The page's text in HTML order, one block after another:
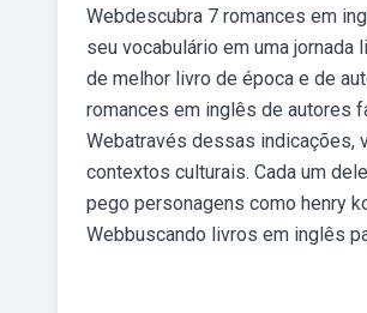
Webdescubra 7 romances em
seu vocabulário em uma
de melhor livro de época e de
romances em inglês de autores
Webatravés dessas indicações,
contextos culturais. Cada um
pego personagens como henry
Webbuscando livros em inglês